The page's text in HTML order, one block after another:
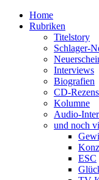
Home
Rubriken
Titelstory
Schlager-
Interviews
Biografien
CD-
Kolumne
Audio-
und noch
ESC